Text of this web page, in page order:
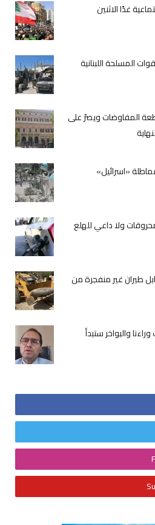
غدًا الاثنين
المسلحة اللبنانية
المفاوضات ويصرّ على
«اسرائيل»
ولا داعي للهلع
طيران غير منفجرة من
والبواخر ستبدأ